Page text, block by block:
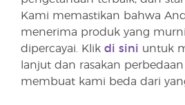
Kami memastikan bahwa
menerima produk yang
dipercayai. Klik di sini untuk
lanjut dan rasakan
membuat kami beda dari